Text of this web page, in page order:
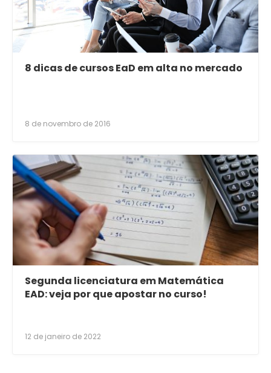
8 dicas de cursos EaD em alta no mercado
8 de novembro de 2016
Segunda licenciatura em Matemática
EAD: veja por que apostar no curso!
12 de janeiro de 2022